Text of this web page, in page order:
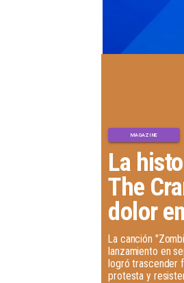
La
The
dolor
MAGAZINE
La canción
lanzamiento en
logró trascender
protesta y